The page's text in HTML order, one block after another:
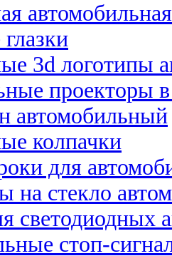
3d логотипы
проекторы
автомобильный
колпачки
для
на стекло
светодиодных
стоп-